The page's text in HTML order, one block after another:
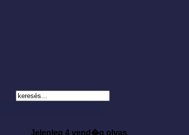
Jelenleg 4 vend�g olvas